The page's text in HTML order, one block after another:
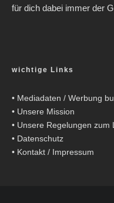
für dich dabei immer der
wichtige Links
• Mediadaten / Werbung
• Unsere Mission
• Unsere Regelungen zum
• Datenschutz
• Kontakt / Impressum